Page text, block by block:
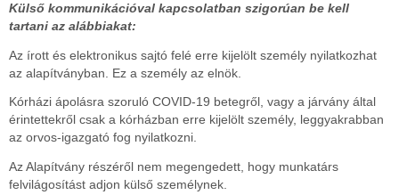
Külső kommunikációval kapcsolatban szigorúan be kell
tartani az alábbiakat:
Az írott és elektronikus sajtó felé erre kijelölt személy nyilatkozhat
az alapítványban. Ez a személy az elnök.
Kórházi ápolásra szoruló COVID-19 betegről, vagy a járvány által
érintettekről csak a kórházban erre kijelölt személy, leggyakrabban
az orvos-igazgató fog nyilatkozni.
Az Alapítvány részéről nem megengedett, hogy munkatárs
felvilágosítást adjon külső személynek.